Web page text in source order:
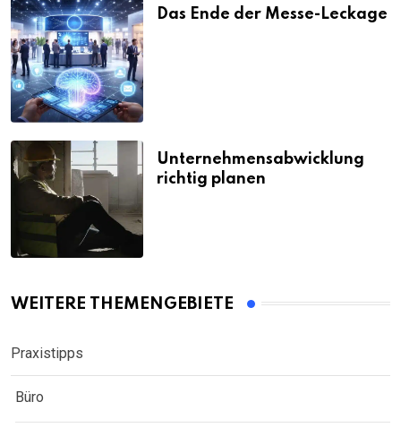
Das Ende der Messe-Leckage
Unternehmensabwicklung
richtig planen
WEITERE THEMENGEBIETE
Praxistipps
Büro